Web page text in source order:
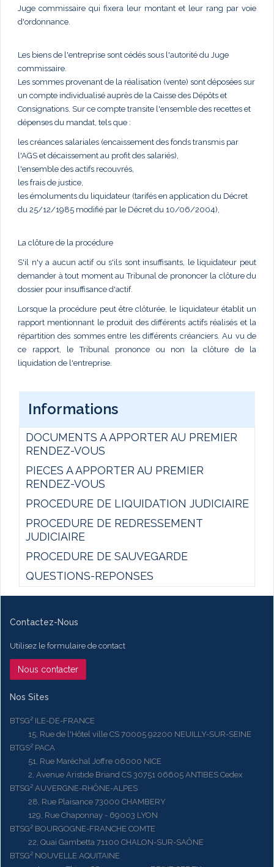
Juge commissaire qui fixera leur montant et leur rang par voie
d'ordonnance.
Les biens de l'entreprise sont cédés sous l'autorité du Juge
commissaire.
Les sommes provenant de la réalisation (vente) sont déposées sur
un compte individualisé auprès de la Caisse des Dépôts et
Consignations. Sur ce compte transite l'ensemble des recettes et
dépenses du mandat, tels que :
les créances salariales (encaissement des fonds transmis par
l'AGS et décaissement au profit des salariés),
l'ensemble des actifs recouvrés,
les frais de justice,
les émoluments du liquidateur (tarifés en application du Décret
du 25/12/1985 modifié par le Décret du 10/06/2004),
La clôture de la procédure
S'il n'y a aucun actif ou s'ils sont insuffisants, le liquidateur peut
demander à tout moment au Tribunal de prononcer la clôture du
dossier pour insuffisance d'actif.
Lorsque la procédure peut être clôturée, le liquidateur établit un
rapport mentionnant le produit des différents actifs réalisés et la
répartition des sommes entre les différents créanciers. Au vu de
ce rapport, le Tribunal prononce ou non la clôture de la
liquidation de l'entreprise.
Informations
DOCUMENTS A APPORTER AU PREMIER
RENDEZ-VOUS
PIECES A APPORTER AU PREMIER
RENDEZ-VOUS
PROCEDURE DE LIQUIDATION JUDICIAIRE
PROCEDURE DE REDRESSEMENT
JUDICIAIRE
PROCEDURE DE SAUVEGARDE
QUESTIONS-REPONSES
Contactez-Nous
Utilisez le formulaire de contact
Nous contacter
Nos Sites
BTSG² ILE-DE-FRANCE
15, Rue de l'Hôtel ville CS 70005 92200 NEUILLY-SUR-SEINE
BTGS² PACA
51, Rue Maréchal Joffre 06000 NICE
2, Avenue Aristide Briand CS 30751 06605 ANTIBES Cedex
BTSG² AUVERGNE-RHÔNE-ALPES
28, Rue Plaisance 73000 CHAMBERY
129, Rue Chaponnay - 69003 LYON
BTSG² BOURGOGNE-FRANCHE COMTE
22, Quai Gambetta 71100 CHALON-SUR-SAÔNE
BTSG² NOUVELLE AQUITAINE